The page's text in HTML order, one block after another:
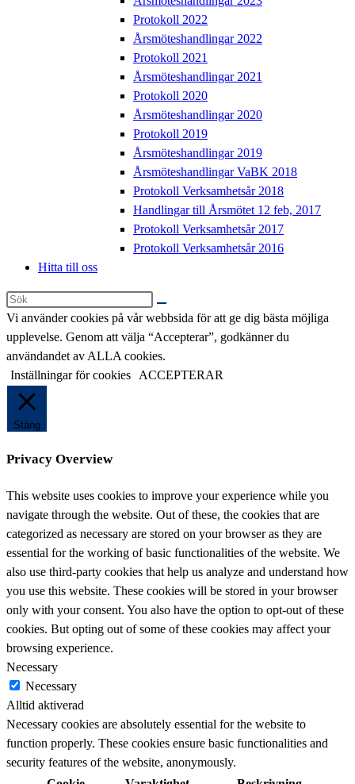
Protokoll 2022
Årsmöteshandlingar 2022
Protokoll 2021
Årsmöteshandlingar 2021
Protokoll 2020
Årsmöteshandlingar 2020
Protokoll 2019
Årsmöteshandlingar 2019
Årsmöteshandlingar VaBK 2018
Protokoll Verksamhetsår 2018
Handlingar till Årsmötet 12 feb, 2017
Protokoll Verksamhetsår 2017
Protokoll Verksamhetsår 2016
Hitta till oss
Sök
på
denna
webbplats
Vi använder cookies på vår webbsida för att ge dig bästa möjliga
upplevelse. Genom att välja “Accepterar”, godkänner du
användandet av ALLA cookies.
Inställningar för cookies
ACCEPTERAR
Stäng
Privacy Overview
This website uses cookies to improve your experience while you
navigate through the website. Out of these, the cookies that are
categorized as necessary are stored on your browser as they are
essential for the working of basic functionalities of the website. We
also use third-party cookies that help us analyze and understand how
you use this website. These cookies will be stored in your browser
only with your consent. You also have the option to opt-out of these
cookies. But opting out of some of these cookies may affect your
browsing experience.
Necessary
Necessary
Alltid aktiverad
Necessary cookies are absolutely essential for the website to
function properly. These cookies ensure basic functionalities and
security features of the website, anonymously.